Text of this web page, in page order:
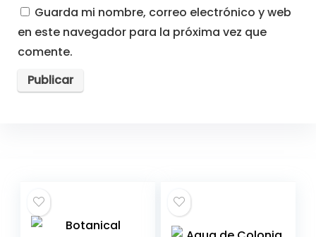
Guarda mi nombre, correo electrónico y web
en este navegador para la próxima vez que
comente.